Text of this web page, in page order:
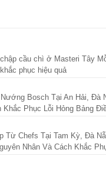
cầu chì ở Masteri Tây
phục hiệu quả
Bosch Tại An Hải, Đà
Khắc Phục Lỗi Hỏng Bảng
Từ Chefs Tại Tam Kỳ, Đà
Nhân Và Cách Khắc